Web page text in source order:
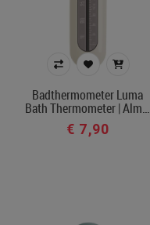
Badthermometer Luma
Bath Thermometer | Alm…
€ 7,90